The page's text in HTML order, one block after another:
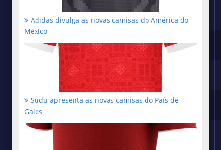
Adidas divulga as novas camisas do América do
México
Sudu apresenta as novas camisas do País de
Gales